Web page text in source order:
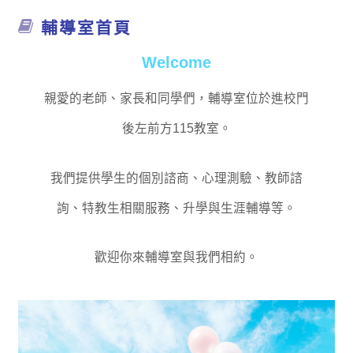
輔導室首頁
Welcome
親愛的老師、家長和同學們，輔導室位於進校門
後左前方115教室。
我們提供學生的個別諮商、心理測驗、教師諮
詢、特教生相關服務、升學與生涯輔導等。
歡迎你來輔導室與我們相約。